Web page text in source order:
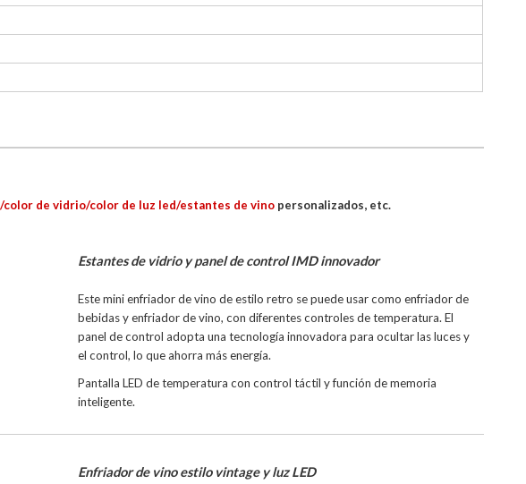
de vidrio/color de luz led/estantes de vino personalizados, etc.
Estantes de vidrio y panel de control IMD innovador
Este mini enfriador de vino de estilo retro se puede usar como enfriador de
bebidas y enfriador de vino, con diferentes controles de temperatura. El
panel de control adopta una tecnología innovadora para ocultar las luces y
el control, lo que ahorra más energía.
Pantalla LED de temperatura con control táctil y función de memoria
inteligente.
Enfriador de vino estilo vintage y luz LED